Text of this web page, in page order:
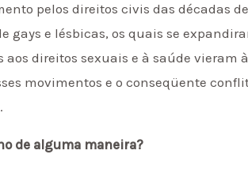
pelos direitos civis das décadas
gays e lésbicas, os quais se
direitos sexuais e à saúde vieram
movimentos e o conseqüente
de alguma maneira?